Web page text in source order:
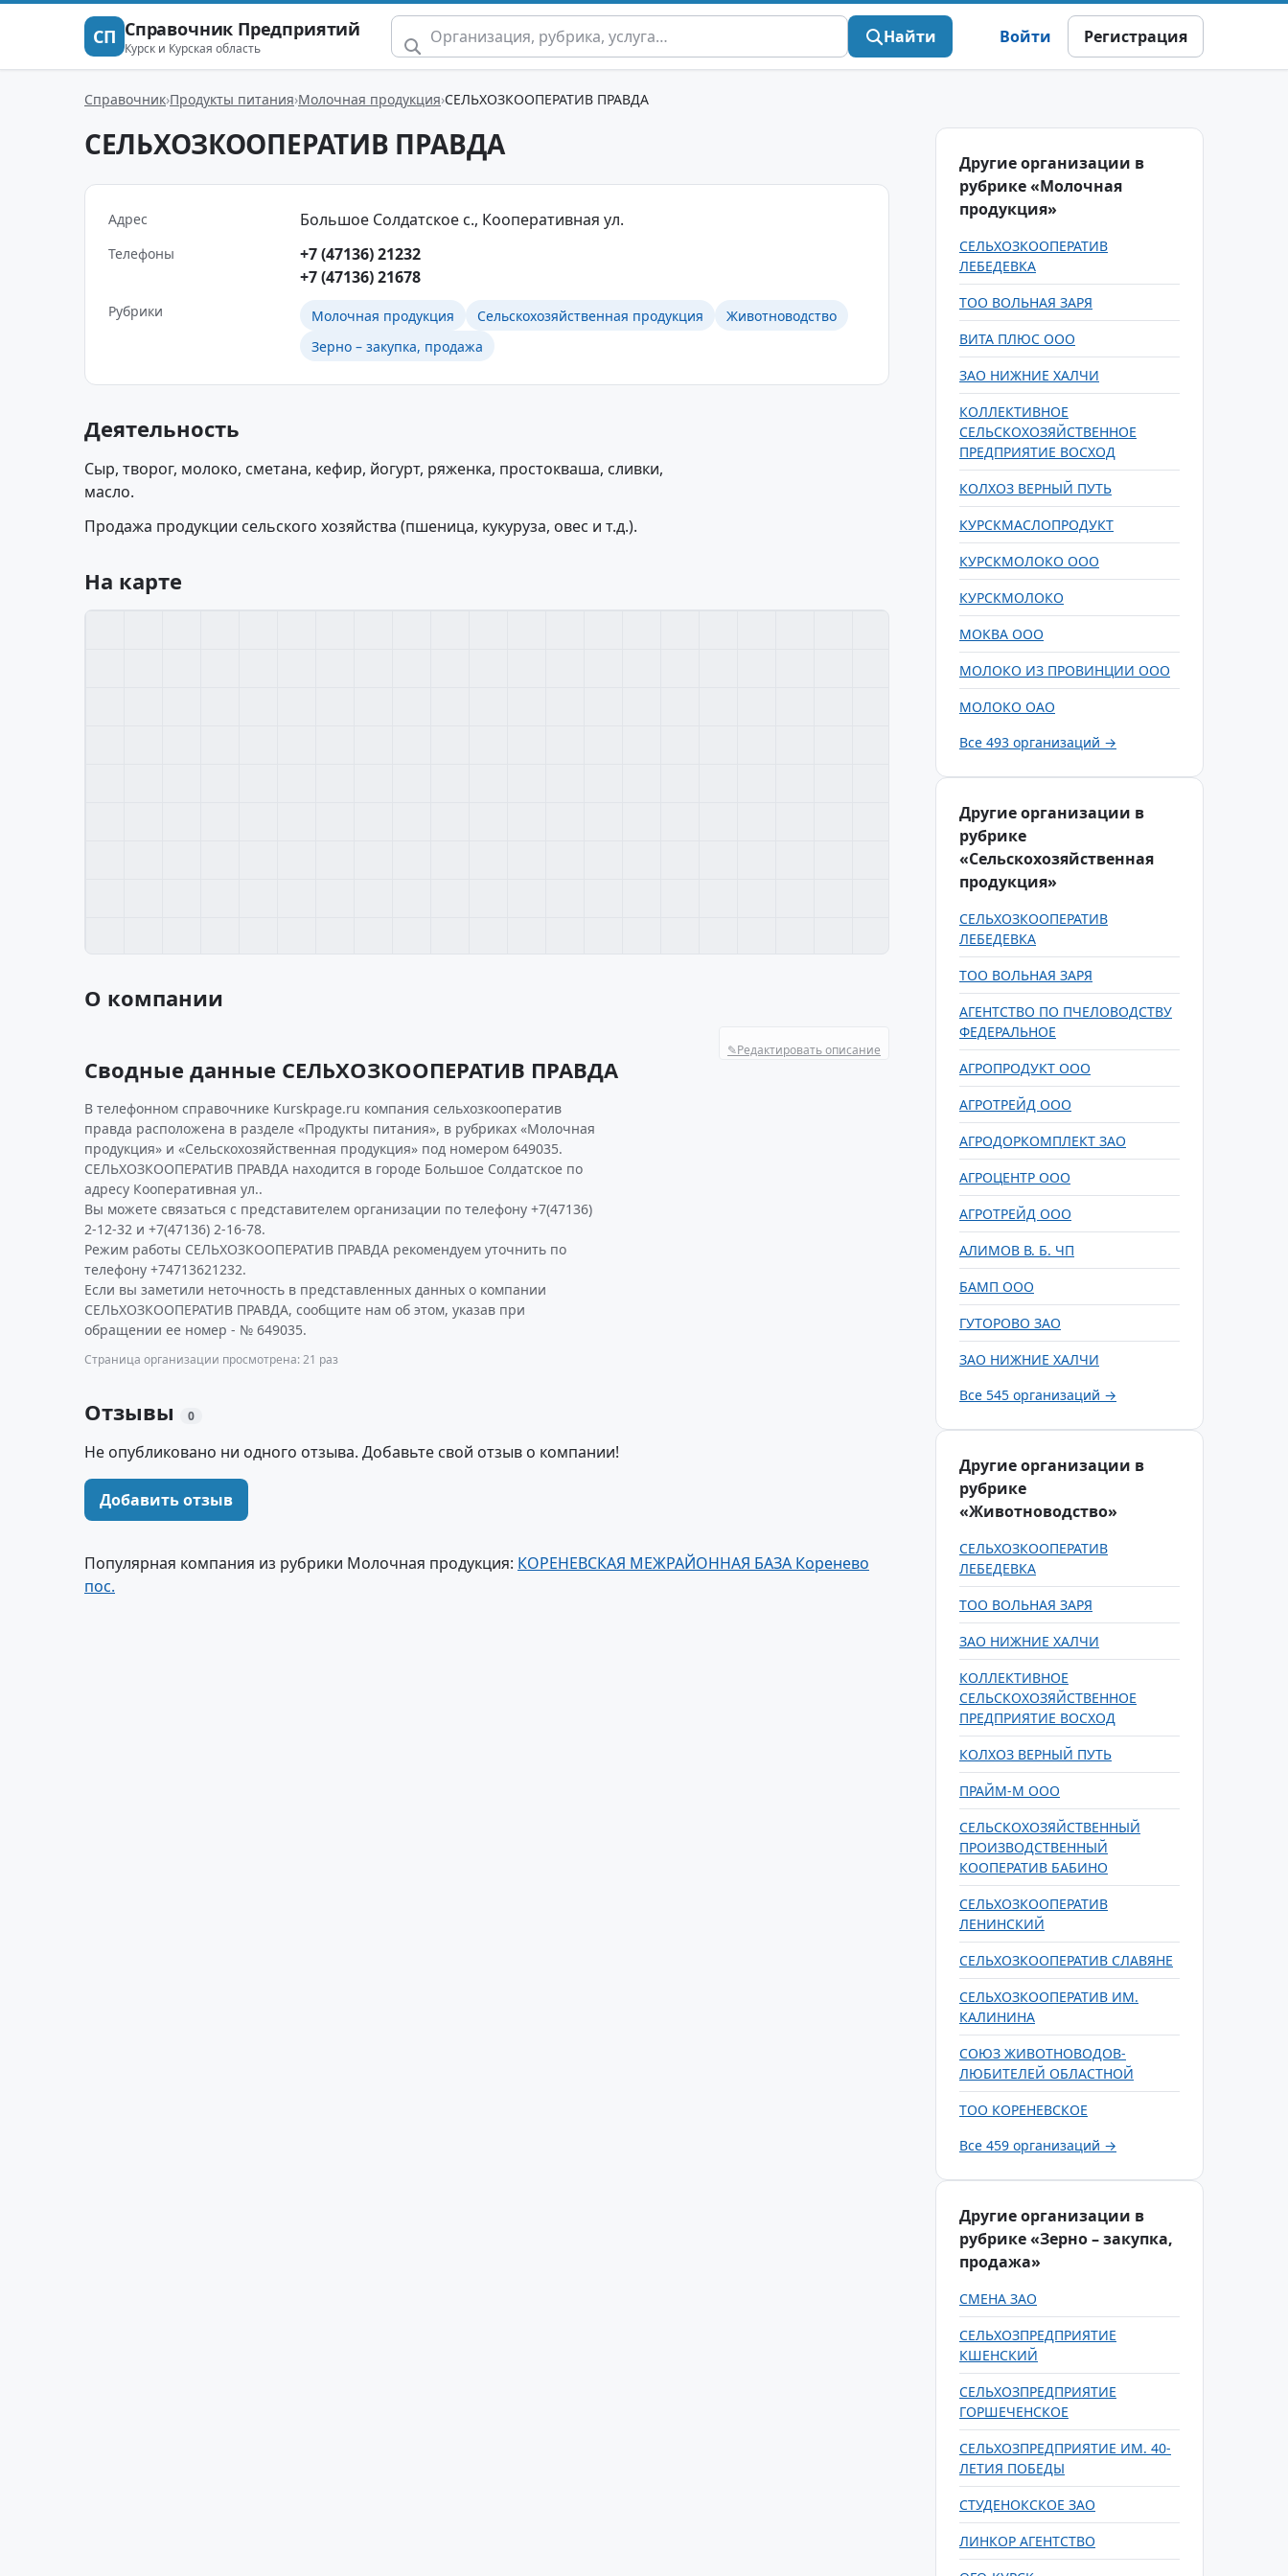
СП Справочник Предприятий
Курск и Курская область
Найти Войти Регистрация
Справочник Продукты питания Молочная продукция СЕЛЬХОЗКООПЕРАТИВ ПРАВДА
СЕЛЬХОЗКООПЕРАТИВ ПРАВДА
Адрес Большое Солдатское с., Кооперативная ул.
Телефоны
+7 (47136) 21232
+7 (47136) 21678
Рубрики Молочная продукция Сельскохозяйственная продукция
Животноводство
Зерно – закупка, продажа
Деятельность
Сыр, творог, молоко, сметана, кефир, йогурт, ряженка, простокваша, сливки,
масло.
Продажа продукции сельского хозяйства (пшеница, кукуруза, овес и т.д.).
На карте
О компании
✎Редактировать описание
Сводные данные СЕЛЬХОЗКООПЕРАТИВ ПРАВДА
В телефонном справочнике Kurskpage.ru компания сельхозкооператив
правда расположена в разделе «Продукты питания», в рубриках «Молочная
продукция» и «Сельскохозяйственная продукция» под номером 649035.
СЕЛЬХОЗКООПЕРАТИВ ПРАВДА находится в городе Большое Солдатское по
адресу Кооперативная ул..
Вы можете связаться с представителем организации по телефону +7(47136)
2-12-32 и +7(47136) 2-16-78.
Режим работы СЕЛЬХОЗКООПЕРАТИВ ПРАВДА рекомендуем уточнить по
телефону +74713621232.
Если вы заметили неточность в представленных данных о компании
СЕЛЬХОЗКООПЕРАТИВ ПРАВДА, сообщите нам об этом, указав при
обращении ее номер - № 649035.
Страница организации просмотрена: 21 раз
Отзывы 0
Не опубликовано ни одного отзыва. Добавьте свой отзыв о компании!
Добавить отзыв
Популярная компания из рубрики Молочная продукция: КОРЕНЕВСКАЯ МЕЖРАЙОННАЯ БАЗА Коренево
пос.
Другие организации в
рубрике «Молочная
продукция»
СЕЛЬХОЗКООПЕРАТИВ
ЛЕБЕДЕВКА
ТОО ВОЛЬНАЯ ЗАРЯ
ВИТА ПЛЮС ООО
ЗАО НИЖНИЕ ХАЛЧИ
КОЛЛЕКТИВНОЕ
СЕЛЬСКОХОЗЯЙСТВЕННОЕ
ПРЕДПРИЯТИЕ ВОСХОД
КОЛХОЗ ВЕРНЫЙ ПУТЬ
КУРСКМАСЛОПРОДУКТ
КУРСКМОЛОКО ООО
КУРСКМОЛОКО
МОКВА ООО
МОЛОКО ИЗ ПРОВИНЦИИ ООО
МОЛОКО ОАО
Все 493 организаций →
Другие организации в
рубрике
«Сельскохозяйственная
продукция»
СЕЛЬХОЗКООПЕРАТИВ
ЛЕБЕДЕВКА
ТОО ВОЛЬНАЯ ЗАРЯ
АГЕНТСТВО ПО ПЧЕЛОВОДСТВУ
ФЕДЕРАЛЬНОЕ
АГРОПРОДУКТ ООО
АГРОТРЕЙД ООО
АГРОДОРКОМПЛЕКТ ЗАО
АГРОЦЕНТР ООО
АГРОТРЕЙД ООО
АЛИМОВ В. Б. ЧП
БАМП ООО
ГУТОРОВО ЗАО
ЗАО НИЖНИЕ ХАЛЧИ
Все 545 организаций →
Другие организации в
рубрике
«Животноводство»
СЕЛЬХОЗКООПЕРАТИВ
ЛЕБЕДЕВКА
ТОО ВОЛЬНАЯ ЗАРЯ
ЗАО НИЖНИЕ ХАЛЧИ
КОЛЛЕКТИВНОЕ
СЕЛЬСКОХОЗЯЙСТВЕННОЕ
ПРЕДПРИЯТИЕ ВОСХОД
КОЛХОЗ ВЕРНЫЙ ПУТЬ
ПРАЙМ-М ООО
СЕЛЬСКОХОЗЯЙСТВЕННЫЙ
ПРОИЗВОДСТВЕННЫЙ
КООПЕРАТИВ БАБИНО
СЕЛЬХОЗКООПЕРАТИВ
ЛЕНИНСКИЙ
СЕЛЬХОЗКООПЕРАТИВ СЛАВЯНЕ
СЕЛЬХОЗКООПЕРАТИВ ИМ.
КАЛИНИНА
СОЮЗ ЖИВОТНОВОДОВ-
ЛЮБИТЕЛЕЙ ОБЛАСТНОЙ
ТОО КОРЕНЕВСКОЕ
Все 459 организаций →
Другие организации в
рубрике «Зерно – закупка,
продажа»
СМЕНА ЗАО
СЕЛЬХОЗПРЕДПРИЯТИЕ
КШЕНСКИЙ
СЕЛЬХОЗПРЕДПРИЯТИЕ
ГОРШЕЧЕНСКОЕ
СЕЛЬХОЗПРЕДПРИЯТИЕ ИМ. 40-
ЛЕТИЯ ПОБЕДЫ
СТУДЕНОКСКОЕ ЗАО
ЛИНКОР АГЕНТСТВО